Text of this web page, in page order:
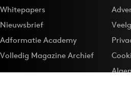
Whitepapers
Nieuwsbrief
Adformatie Academy
Volledig Magazine Archief